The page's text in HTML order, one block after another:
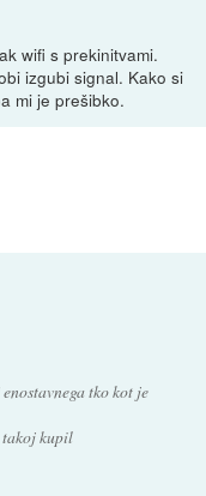
wifi s prekinitvami.
izgubi signal. Kako si
mi je prešibko.
tko kot je
takoj kupil